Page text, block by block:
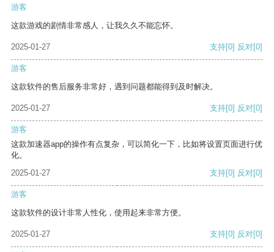
游客
这款游戏的剧情非常感人，让我久久不能忘怀。
2025-01-27 支持[0] 反对[0]
游客
这款软件的售后服务非常好，遇到问题都能得到及时解决。
2025-01-27 支持[0] 反对[0]
游客
这款加速器app的操作有点复杂，可以简化一下，比如将设置页面进行优
化。
2025-01-27
支持[0] 反对[0]
游客
这款软件的设计非常人性化，使用起来非常方便。
2025-01-27 支持[0] 反对[0]